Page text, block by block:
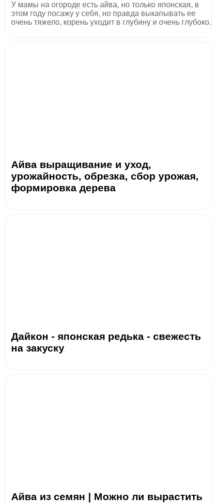
У мамы на огороде есть айва, но только японская, в
этом году посажу у себя, но правда выкапывать ее
очень тяжело, корень уходит в глубину и очень глубоко.
Айва выращивание и уход,
урожайность, обрезка, сбор урожая,
формировка дерева
Дайкон - японская редька - свежесть
на закуску
Айва из семян | Можно ли вырастить